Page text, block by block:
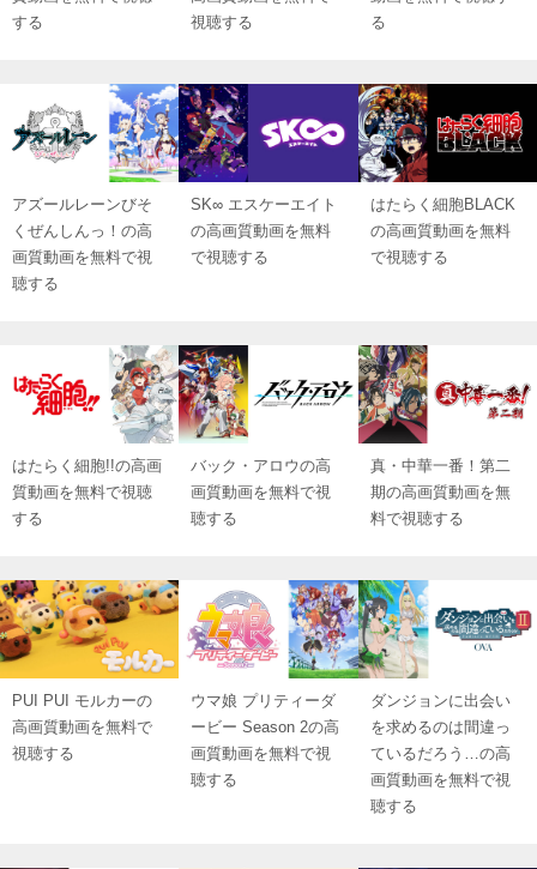
する
視聴する
る
アズールレーンびそ
くぜんしんっ！の高
画質動画を無料で視
聴する
SK∞ エスケーエイト
の高画質動画を無料
で視聴する
はたらく細胞BLACK
の高画質動画を無料
で視聴する
はたらく細胞!!の高画
質動画を無料で視聴
する
バック・アロウの高
画質動画を無料で視
聴する
真・中華一番！第二
期の高画質動画を無
料で視聴する
PUI PUI モルカーの
高画質動画を無料で
視聴する
ウマ娘 プリティーダ
ービー Season 2の高
画質動画を無料で視
聴する
ダンジョンに出会い
を求めるのは間違っ
ているだろう…の高
画質動画を無料で視
聴する